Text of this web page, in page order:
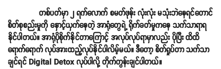
တစ်ပတ်မှာ ၂ ရက်လောက် စမတ်ဖုန်း လုံးလုံး မသုံးဘဲနေရင်တောင်
စိတ်စုစည်းမှုကို နှောင့်ယှက်နေတဲ့ အာရုံတွေရဲ့ ရိုက်ခတ်မှုကနေ သက်သာရာရ
နိုင်ပါတယ်။ အာရုံပိုစိုက်နိုင်တာကြောင့် အလုပ်လုပ်ရာမှာလည်း ပိုပြီး ထိထိ
ရောက်ရောက် လုပ်အားထည့်လုပ်နိုင်ပါလိမ့်မယ်။ ဒီတော့ စိတ်ရှုပ်တာ သက်သာ
ချင်ရင် Digital Detox လုပ်ပါလို့ တိုက်တွန်းချင်ပါတယ်။